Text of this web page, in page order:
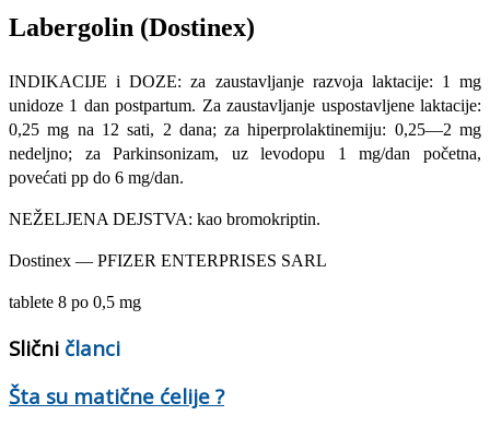
Labergolin (Dostinex)
INDIKACIJE i DOZE: za zaustavljanje razvoja laktacije: 1 mg
unidoze 1 dan postpartum. Za zaustavljanje uspostavljene laktacije:
0,25 mg na 12 sati, 2 dana; za hiperprolaktinemiju: 0,25—2 mg
nedeljno; za Parkinsonizam, uz levodopu 1 mg/dan početna,
povećati pp do 6 mg/dan.
NEŽELJENA DEJSTVA: kao bromokriptin.
Dostinex — PFIZER ENTERPRISES SARL
tablete 8 po 0,5 mg
Slični članci
Šta su matične ćelije ?